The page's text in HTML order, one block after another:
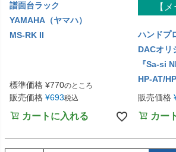
譜面台ラック
YAMAHA（ヤマハ）
MS-RK II
標準価格 ¥770のところ
販売価格 ¥693税込
カートに入れる
【
ハンドプ
DACオリ
『Sa-si
HP-AT/
販売価格
カー